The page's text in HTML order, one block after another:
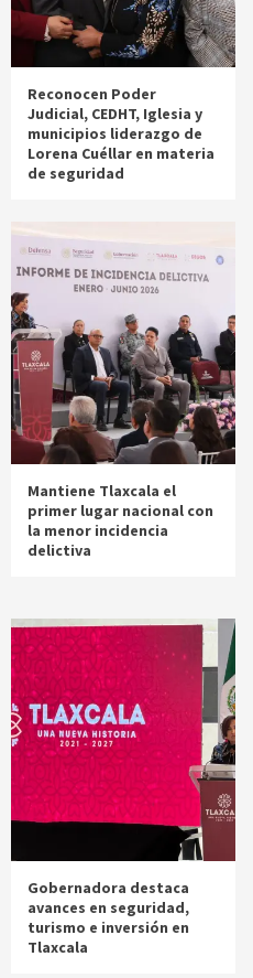
Reconocen Poder
Judicial, CEDHT, Iglesia y
municipios liderazgo de
Lorena Cuéllar en materia
de seguridad
Mantiene Tlaxcala el
primer lugar nacional con
la menor incidencia
delictiva
Gobernadora destaca
avances en seguridad,
turismo e inversión en
Tlaxcala